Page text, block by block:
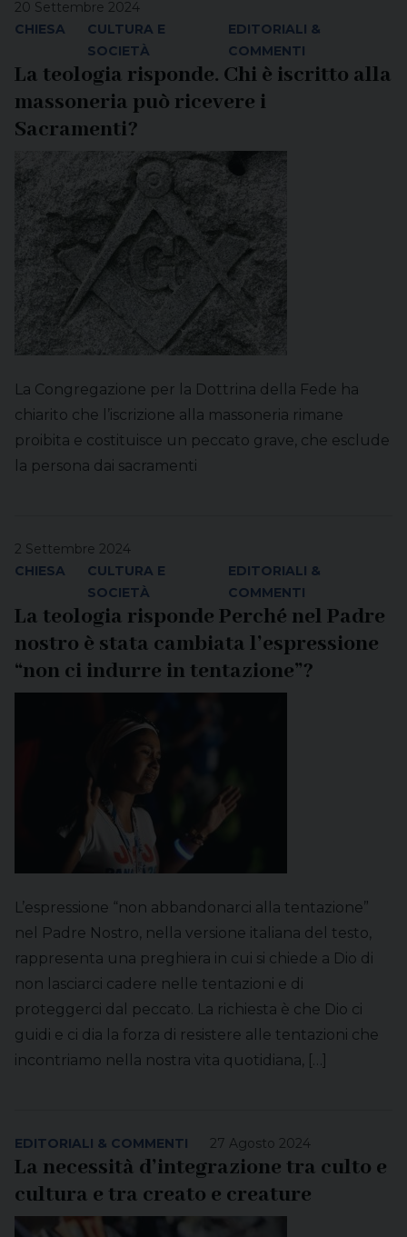
20 Settembre 2024
CHIESA
CULTURA E
SOCIETÀ
EDITORIALI &
COMMENTI
La teologia risponde. Chi è iscritto alla
massoneria può ricevere i
Sacramenti?
La Congregazione per la Dottrina della Fede ha
chiarito che l’iscrizione alla massoneria rimane
proibita e costituisce un peccato grave, che esclude
la persona dai sacramenti
2 Settembre 2024
CHIESA
CULTURA E
SOCIETÀ
EDITORIALI &
COMMENTI
La teologia risponde Perché nel Padre
nostro è stata cambiata l’espressione
“non ci indurre in tentazione”?
L’espressione “non abbandonarci alla tentazione”
nel Padre Nostro, nella versione italiana del testo,
rappresenta una preghiera in cui si chiede a Dio di
non lasciarci cadere nelle tentazioni e di
proteggerci dal peccato. La richiesta è che Dio ci
guidi e ci dia la forza di resistere alle tentazioni che
incontriamo nella nostra vita quotidiana, […]
27 Agosto 2024
EDITORIALI & COMMENTI
La necessità d’integrazione tra culto e
cultura e tra creato e creature